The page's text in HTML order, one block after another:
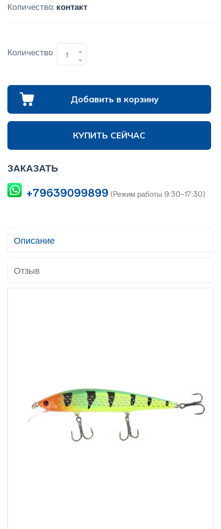
Количество: контакт
Количество
Добавить в корзину
КУПИТЬ СЕЙЧАС
ЗАКАЗАТЬ
+79639099899 (Режим работы 9:30-17:30)
Описание
Отзыв